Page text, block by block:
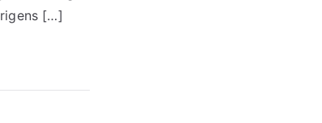
[…]